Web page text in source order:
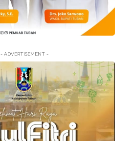
- ADVERTISEMENT -